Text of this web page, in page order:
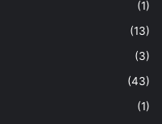
(1)
(13)
(3)
(43)
(1)